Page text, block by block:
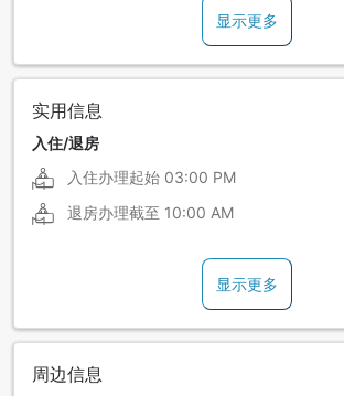
显示更多
实用信息
入住/退房
入住办理起始 03:00 PM
退房办理截至 10:00 AM
显示更多
周边信息